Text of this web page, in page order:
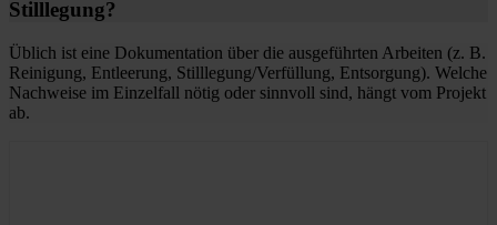
Stilllegung?
Üblich ist eine Dokumentation über die ausgeführten Arbeiten (z. B.
Reinigung, Entleerung, Stilllegung/Verfüllung, Entsorgung). Welche
Nachweise im Einzelfall nötig oder sinnvoll sind, hängt vom Projekt
ab.